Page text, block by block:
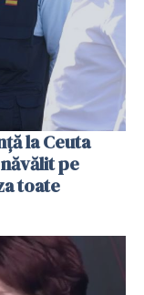
la Ceuta
pe
toate